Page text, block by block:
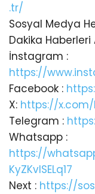
.tr/
Sosyal Medya
Dakika Haberleri
İnstagram :
https://
Facebook :
X: https://
Telegram :
Whatsapp :
https://
KyZKvlSELq17
Next : https://